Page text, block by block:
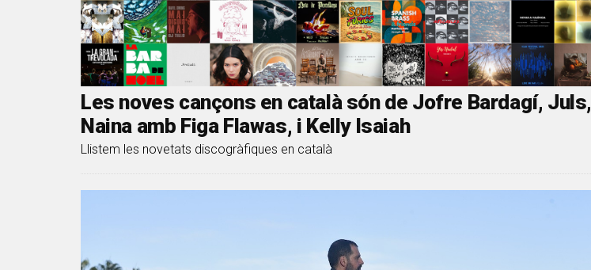
Les noves cançons en català són de Jofre Bardagí, Juls,
Naina amb Figa Flawas, i Kelly Isaiah
Llistem les novetats discogràfiques en català